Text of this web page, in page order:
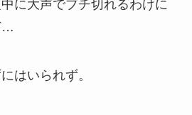
に大声でブチ切れるわけに
…
はいられず。